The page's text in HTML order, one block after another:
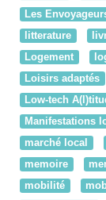
Les
litterature
Logement
Loisirs adaptés
Low-tech
Manifestations
marché local
memoire
mobilité